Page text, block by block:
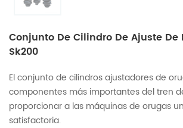
Conjunto De Cilindro De Ajuste De
Sk200
El conjunto de cilindros ajustadores de
componentes más importantes del tren
proporcionar a las máquinas de orugas
satisfactoria.